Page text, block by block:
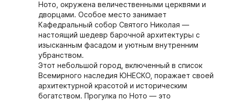
Ното, окружена величественными церквями и
дворцами. Особое место занимает
Кафедральный собор Святого Николая —
настоящий шедевр барочной архитектуры с
изысканным фасадом и уютным внутренним
убранством.
Этот небольшой город, включенный в список
Всемирного наследия ЮНЕСКО, поражает своей
архитектурной красотой и историческим
богатством. Прогулка по Ното — это